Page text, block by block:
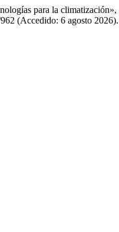
para la climatización»,
(Accedido: 6 agosto 2026).